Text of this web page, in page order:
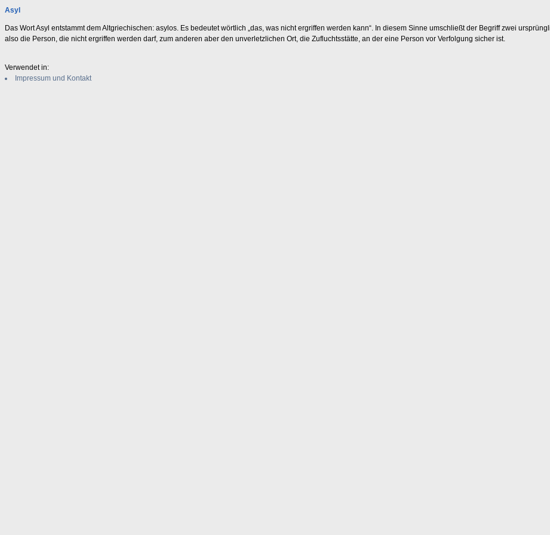
Asyl
Das Wort Asyl entstammt dem Altgriechischen: asylos. Es bedeutet wörtlich „das, was nicht ergriffen werden kann“. In diesem Sinne umschließt der Begriff zwei
also die Person, die nicht ergriffen werden darf, zum anderen aber den unverletzlichen Ort, die Zufluchtsstätte, an der eine Person vor Verfolgung sicher ist.
Verwendet in:
Impressum und Kontakt